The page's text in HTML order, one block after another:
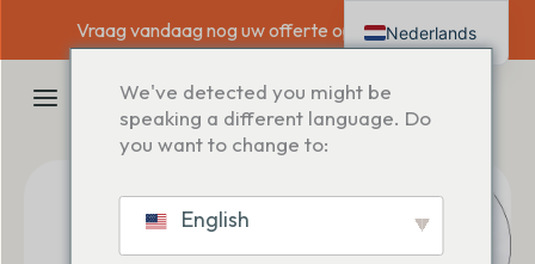
inhoud
Vraag vandaag nog uw offerte op maat aan →
HOOFDMENUWe've detected you might be
speaking a different language. Do
you want to change to:
English
Nederlands
Deutsch
Italiano